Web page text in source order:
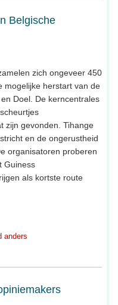
Belgische
zich ongeveer 450
mogelijke herstart van de
Doel. De kerncentrales
zijn gevonden. Tihange
en de ongerustheid
organisatoren proberen
Guiness
als kortste route
anders